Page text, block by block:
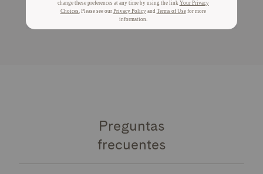
veterinaria más rápida, lo que podría mejorar los
resultados para tu amigo felino.
Preguntas
frecuentes